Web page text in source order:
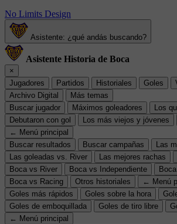
No Limits Design
Asistente: ¿qué andás buscando?
Asistente Historia de Boca
×
Jugadores
Partidos Historiales Goles
Archivo Digital
Más temas
Buscar jugador
Máximos goleadores
Los
Debutaron con gol
Los más viejos y jóvenes
← Menú principal
Buscar resultados
Buscar campañas
Las
Las goleadas vs. River
Las mejores rachas
Boca vs River
Boca vs Independiente
Boca vs Racing
Otros historiales
← Menú
Goles más rápidos
Goles sobre la hora
Goles de emboquillada
Goles de tiro libre
← Menú principal